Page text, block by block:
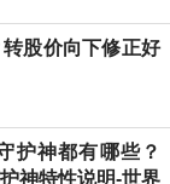
股价向下修正好
护神都有哪些？
神特性说明-世界